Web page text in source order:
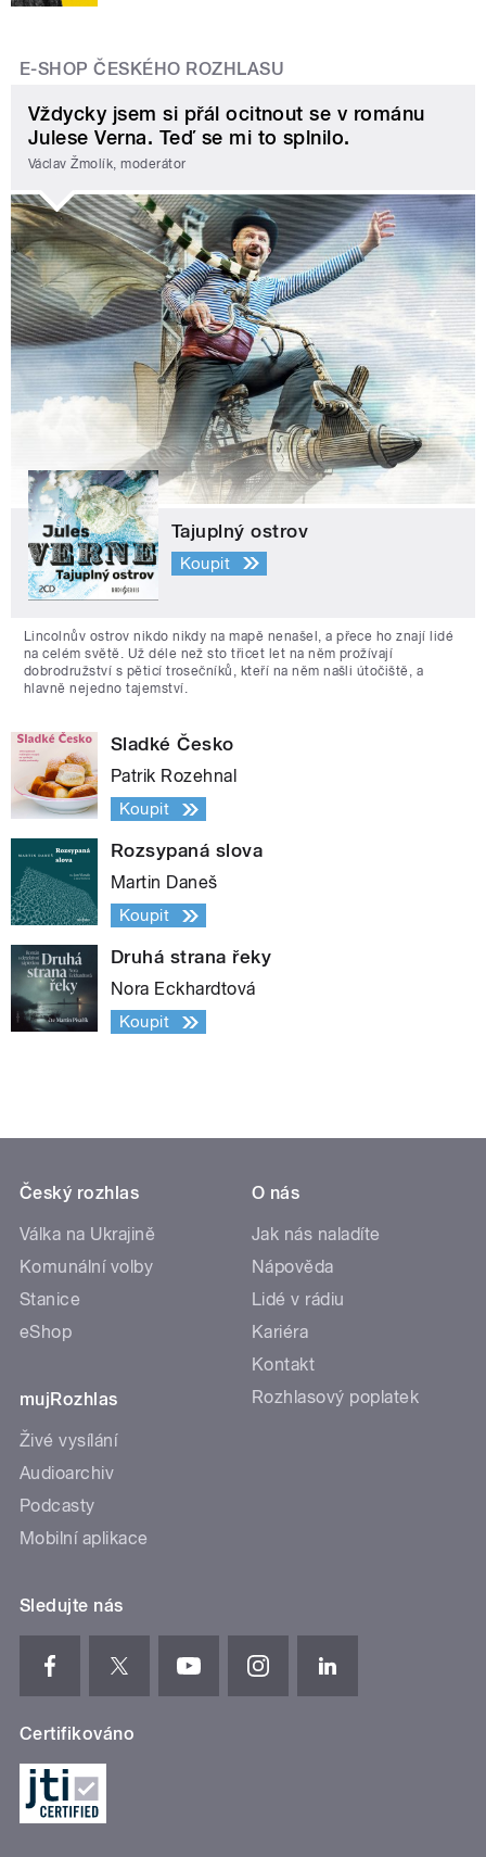
E-SHOP ČESKÉHO ROZHLASU
Vždycky jsem si přál ocitnout se v románu
Julese Verna. Teď se mi to splnilo.
Václav Žmolík, moderátor
Tajuplný ostrov
Koupit
Lincolnův ostrov nikdo nikdy na mapě nenašel, a přece ho znají lidé
na celém světě. Už déle než sto třicet let na něm prožívají
dobrodružství s pěticí trosečníků, kteří na něm našli útočiště, a
hlavně nejedno tajemství.
Sladké Česko
Patrik Rozehnal
Koupit
Rozsypaná slova
Martin Daneš
Koupit
Druhá strana řeky
Nora Eckhardtová
Koupit
Český rozhlas
Válka na Ukrajině
Komunální volby
Stanice
eShop
mujRozhlas
Živé vysílání
Audioarchiv
Podcasty
Mobilní aplikace
O nás
Jak nás naladíte
Nápověda
Lidé v rádiu
Kariéra
Kontakt
Rozhlasový poplatek
Sledujte nás
Certifikováno